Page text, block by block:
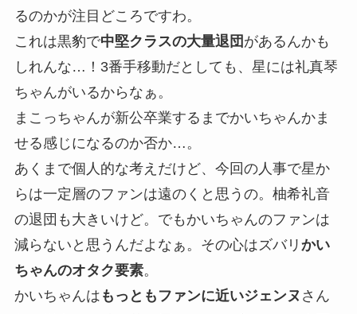
るのかが注目どころですわ。
これは黒豹で中堅クラスの大量退団 があるんかも
しれんな…！3番手移動だとしても、星には礼真琴
ちゃんがいるからなぁ。
まこっちゃんが新公卒業するまでかいちゃんかま
せる感じになるのか否か…。
あくまで個人的な考えだけど、今回の人事で星か
らは一定層のファンは遠のくと思うの。柚希礼音
の退団も大きいけど。でもかいちゃんのファンは
減らないと思うんだよなぁ。その心はズバリ かい
ちゃんのオタク要素。
かいちゃんは もっともファンに近いジェンヌ さん